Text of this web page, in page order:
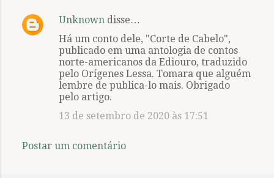
C
r
Unknown disse…
Há um conto dele, "Corte de Cabelo",
publicado em uma antologia de contos
norte-americanos da Ediouro, traduzido
pelo Orígenes Lessa. Tomara que alguém
lembre de publica-lo mais. Obrigado
pelo artigo.
13 de setembro de 2020 às 17:51
Postar um comentário